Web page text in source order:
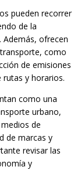
pueden recorrer
de la
Además, ofrecen
como
de emisiones
y horarios.
como una
urbano,
de
de marcas y
revisar las
y